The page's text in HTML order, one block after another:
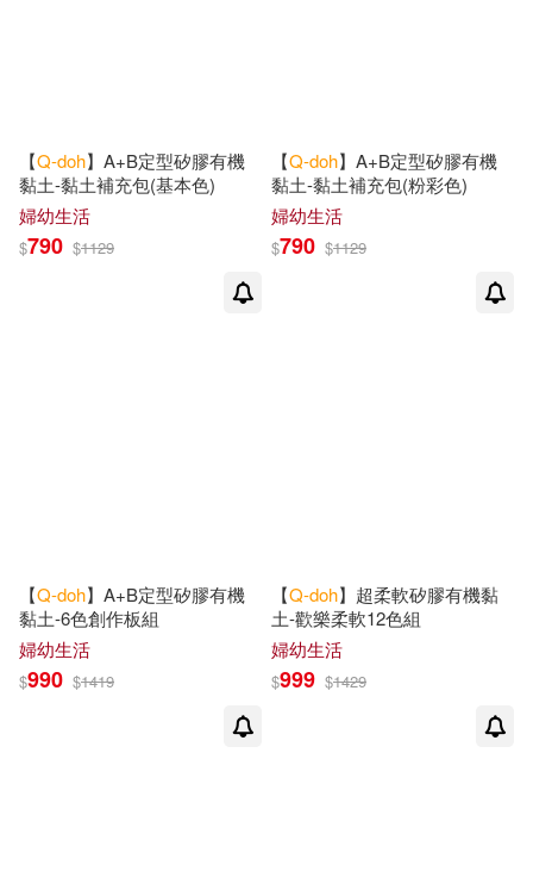
【Q-doh】A+B定型矽膠有機
黏土-黏土補充包(基本色)
婦幼生活
$790 $1129
【Q-doh】A+B定型矽膠有機
黏土-黏土補充包(粉彩色)
婦幼生活
$790 $1129
【Q-doh】A+B定型矽膠有機
黏土-6色創作板組
婦幼生活
$990 $1419
【Q-doh】超柔軟矽膠有機黏
土-歡樂柔軟12色組
婦幼生活
$999 $1429